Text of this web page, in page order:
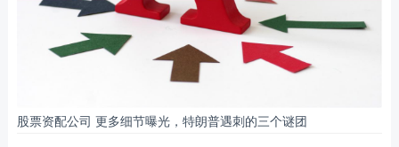
股票资配公司 更多细节曝光，特朗普遇刺的三个谜团